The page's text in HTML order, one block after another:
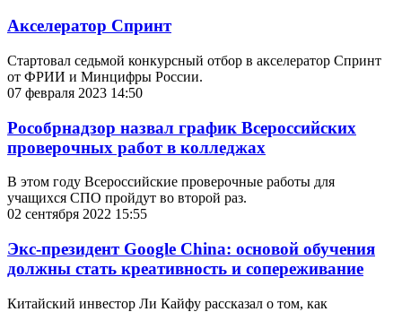
Акселератор Спринт
Стартовал седьмой конкурсный отбор в акселератор Спринт
от ФРИИ и Минцифры России.
07 февраля 2023 14:50
Рособрнадзор назвал график Всероссийских
проверочных работ в колледжах
В этом году Всероссийские проверочные работы для
учащихся СПО пройдут во второй раз.
02 сентября 2022 15:55
Экс-президент Google China: основой обучения
должны стать креативность и сопереживание
Китайский инвестор Ли Кайфу рассказал о том, как